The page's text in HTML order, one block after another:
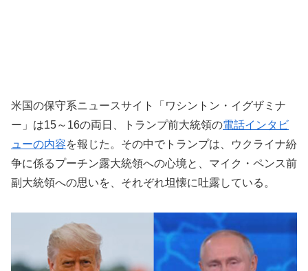
米国の保守系ニュースサイト「ワシントン・イグザミナ
ー」は15～16の両日、トランプ前大統領の電話インタビ
ューの内容を報じた。その中でトランプは、ウクライナ紛
争に係るプーチン露大統領への心境と、マイク・ペンス前
副大統領への思いを、それぞれ坦懐に吐露している。